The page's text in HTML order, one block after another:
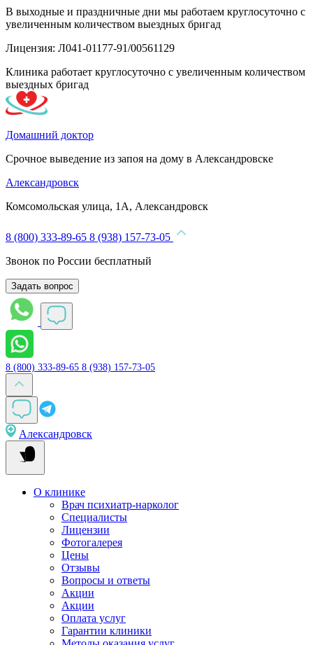
В выходные и праздничные дни мы работаем круглосуточно с
увеличенным количеством выездных бригад
Лицензия: Л041-01177-91/00561129
Клиника работает круглосуточно с увеличенным количеством
выездных бригад
Домашний доктор
Срочное выведение из запоя на дому в Александровске
Александровск
Комсомольская улица, 1А, Александровск
8 (800) 333-89-65 8 (938) 157-73-05
Звонок по России бесплатный
Задать вопрос
8 (800) 333-89-65 8 (938) 157-73-05
Александровск
О клинике
Врач психиатр-нарколог
Специалисты
Лицензии
Фотогалерея
Цены
Отзывы
Вопросы и ответы
Акции
Акции
Оплата услуг
Гарантии клиники